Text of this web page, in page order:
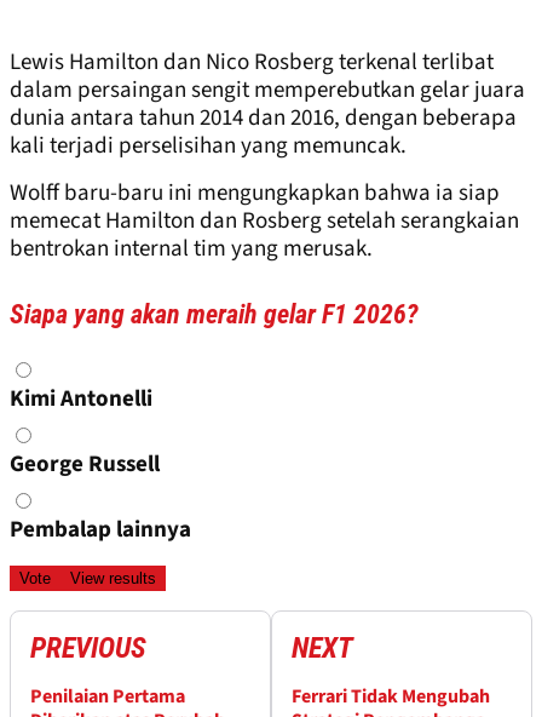
Lewis Hamilton dan Nico Rosberg terkenal terlibat
dalam persaingan sengit memperebutkan gelar juara
dunia antara tahun 2014 dan 2016, dengan beberapa
kali terjadi perselisihan yang memuncak.
Wolff baru-baru ini mengungkapkan bahwa ia siap
memecat Hamilton dan Rosberg setelah serangkaian
bentrokan internal tim yang merusak.
Siapa yang akan meraih gelar F1 2026?
Choices
Kimi Antonelli
George Russell
Pembalap lainnya
PREVIOUS
Penilaian Pertama
NEXT
Ferrari Tidak Mengubah